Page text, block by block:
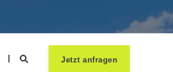
Jetzt anfragen